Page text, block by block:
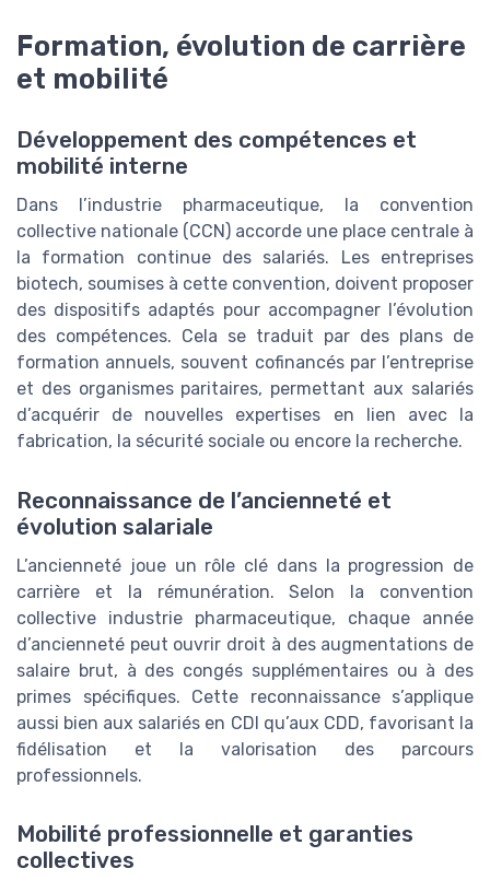
Formation, évolution de carrière
et mobilité
Développement des compétences et
mobilité interne
Dans l’industrie pharmaceutique, la convention
collective nationale (CCN) accorde une place centrale à
la formation continue des salariés. Les entreprises
biotech, soumises à cette convention, doivent proposer
des dispositifs adaptés pour accompagner l’évolution
des compétences. Cela se traduit par des plans de
formation annuels, souvent cofinancés par l’entreprise
et des organismes paritaires, permettant aux salariés
d’acquérir de nouvelles expertises en lien avec la
fabrication, la sécurité sociale ou encore la recherche.
Reconnaissance de l’ancienneté et
évolution salariale
L’ancienneté joue un rôle clé dans la progression de
carrière et la rémunération. Selon la convention
collective industrie pharmaceutique, chaque année
d’ancienneté peut ouvrir droit à des augmentations de
salaire brut, à des congés supplémentaires ou à des
primes spécifiques. Cette reconnaissance s’applique
aussi bien aux salariés en CDI qu’aux CDD, favorisant la
fidélisation et la valorisation des parcours
professionnels.
Mobilité professionnelle et garanties
collectives